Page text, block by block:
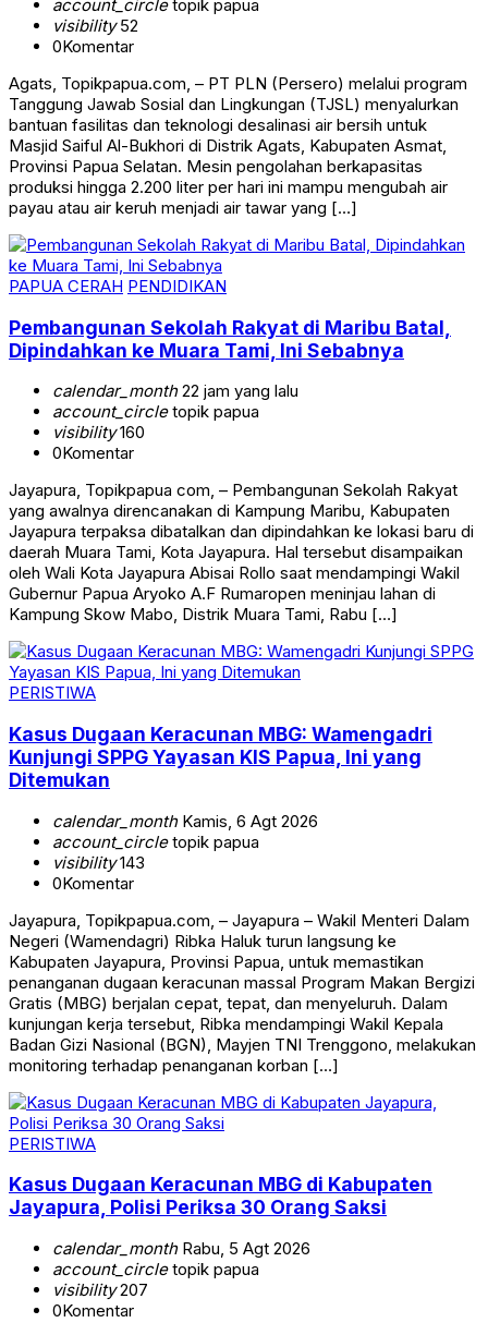
account_circletopik papua
visibility52
0Komentar
Agats, Topikpapua.com, – PT PLN (Persero) melalui program
Tanggung Jawab Sosial dan Lingkungan (TJSL) menyalurkan
bantuan fasilitas dan teknologi desalinasi air bersih untuk
Masjid Saiful Al-Bukhori di Distrik Agats, Kabupaten Asmat,
Provinsi Papua Selatan. Mesin pengolahan berkapasitas
produksi hingga 2.200 liter per hari ini mampu mengubah air
payau atau air keruh menjadi air tawar yang […]
PAPUA CERAH PENDIDIKAN
Pembangunan Sekolah Rakyat di Maribu Batal,
Dipindahkan ke Muara Tami, Ini Sebabnya
calendar_month22 jam yang lalu
account_circletopik papua
visibility160
0Komentar
Jayapura, Topikpapua com, – Pembangunan Sekolah Rakyat
yang awalnya direncanakan di Kampung Maribu, Kabupaten
Jayapura terpaksa dibatalkan dan dipindahkan ke lokasi baru di
daerah Muara Tami, Kota Jayapura. Hal tersebut disampaikan
oleh Wali Kota Jayapura Abisai Rollo saat mendampingi Wakil
Gubernur Papua Aryoko A.F Rumaropen meninjau lahan di
Kampung Skow Mabo, Distrik Muara Tami, Rabu […]
PERISTIWA
Kasus Dugaan Keracunan MBG: Wamengadri
Kunjungi SPPG Yayasan KIS Papua, Ini yang
Ditemukan
calendar_monthKamis, 6 Agt 2026
account_circletopik papua
visibility143
0Komentar
Jayapura, Topikpapua.com, – Jayapura – Wakil Menteri Dalam
Negeri (Wamendagri) Ribka Haluk turun langsung ke
Kabupaten Jayapura, Provinsi Papua, untuk memastikan
penanganan dugaan keracunan massal Program Makan Bergizi
Gratis (MBG) berjalan cepat, tepat, dan menyeluruh. Dalam
kunjungan kerja tersebut, Ribka mendampingi Wakil Kepala
Badan Gizi Nasional (BGN), Mayjen TNI Trenggono, melakukan
monitoring terhadap penanganan korban […]
PERISTIWA
Kasus Dugaan Keracunan MBG di Kabupaten
Jayapura, Polisi Periksa 30 Orang Saksi
calendar_monthRabu, 5 Agt 2026
account_circletopik papua
visibility207
0Komentar